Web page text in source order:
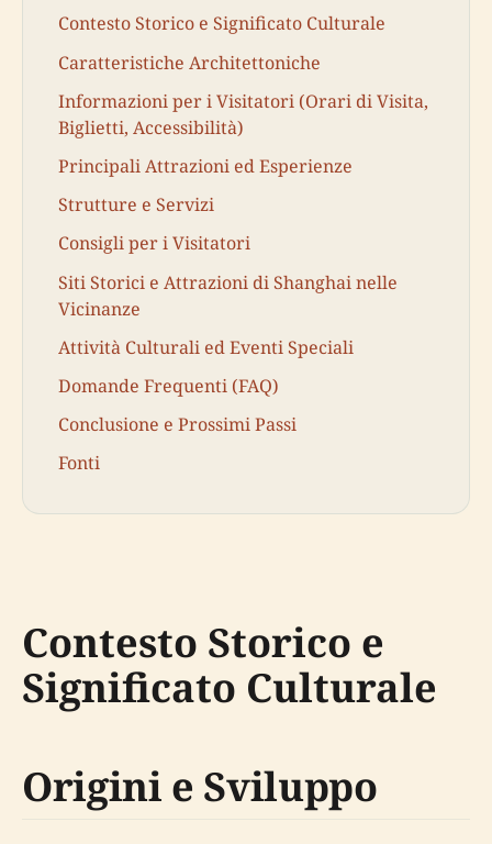
Contesto Storico e Significato Culturale
Caratteristiche Architettoniche
Informazioni per i Visitatori (Orari di Visita,
Biglietti, Accessibilità)
Principali Attrazioni ed Esperienze
Strutture e Servizi
Consigli per i Visitatori
Siti Storici e Attrazioni di Shanghai nelle
Vicinanze
Attività Culturali ed Eventi Speciali
Domande Frequenti (FAQ)
Conclusione e Prossimi Passi
Fonti
Contesto Storico e
Significato Culturale
Origini e Sviluppo